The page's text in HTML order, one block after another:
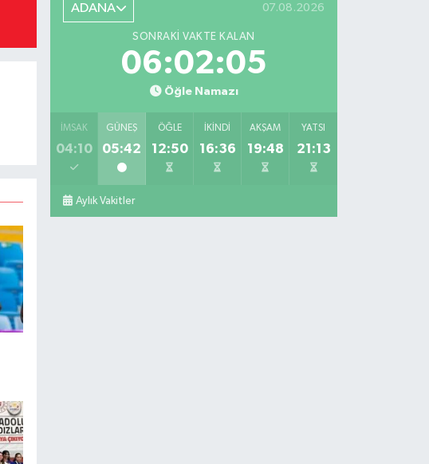
ADANA 07.08.2026
SONRAKI VAKTE KALAN
06:02:04
Öğle Namazı
İMSAK
04:10
GÜNEŞ
05:42
ÖĞLE
12:50
İKINDI
16:36
AKŞAM
19:48
YATSI
21:13
Aylık Vakitler